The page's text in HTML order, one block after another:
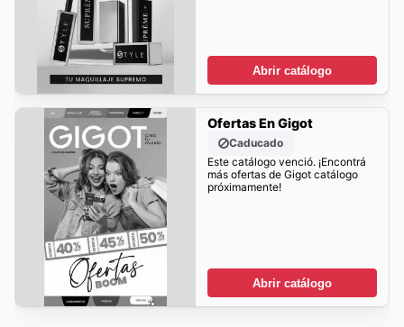
Abrir catálogo
Ofertas En Gigot
Caducado
Este catálogo venció. ¡Encontrá
más ofertas de Gigot catálogo
próximamente!
Abrir catálogo